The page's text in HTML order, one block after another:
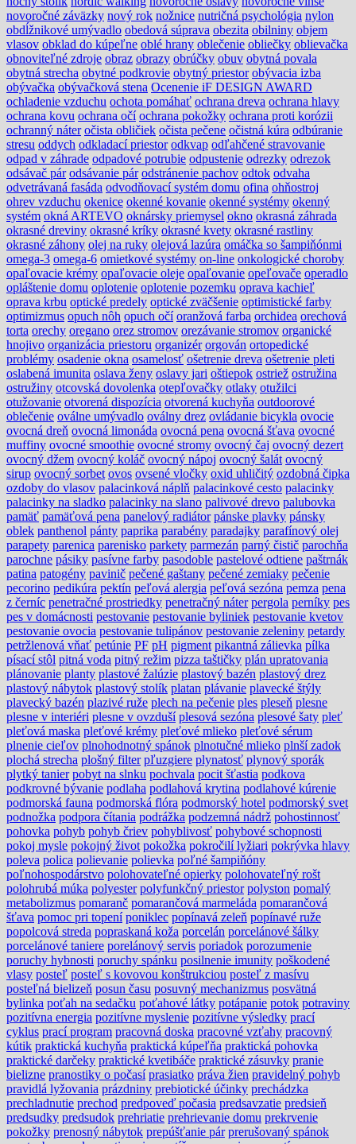
novoročné záväzky nový rok nožnice nutričná psychológia nylon
obdĺžnikové umývadlo obedová súprava obezita obilniny objem
vlasov obklad do kúpeľne oblé hrany oblečenie obliečky oblievačka
obnoviteľné zdroje obraz obrazy obrúčky obuv obytná povala
obytná strecha obytné podkrovie obytný priestor obývacia izba
obývačka obývačková stena Ocenenie iF DESIGN AWARD
ochladenie vzduchu ochota pomáhať ochrana dreva ochrana hlavy
ochrana kovu ochrana očí ochrana pokožky ochrana proti korózii
ochranný náter očista obličiek očista pečene očistná kúra odbúranie
stresu oddych odkladací priestor odkvap odľahčené stravovanie
odpad v záhrade odpadové potrubie odpustenie odrezky odrezok
odsávač pár odsávanie pár odstránenie pachov odtok odvaha
odvetrávaná fasáda odvodňovací systém domu ofina ohňostroj
ohrev vzduchu okenice okenné kovanie okenné systémy okenný
systém okná ARTEVO oknársky priemysel okno okrasná záhrada
okrasné dreviny okrasné kríky okrasné kvety okrasné rastliny
okrasné záhony olej na ruky olejová lazúra omáčka so šampiňónmi
omega-3 omega-6 omietkové systémy on-line onkologické choroby
opaľovacie krémy opaľovacie oleje opaľovanie opeľovače operadlo
opláštenie domu oplotenie oplotenie pozemku oprava kachieľ
oprava krbu optické predely optické zväčšenie optimistické farby
optimizmus opuch nôh opuch očí oranžová farba orchidea orechová
torta orechy oregano orez stromov orezávanie stromov organické
hnojivo organizácia priestoru organizér orgován ortopedické
problémy osadenie okna osamelosť ošetrenie dreva ošetrenie pleti
oslabená imunita oslava ženy oslavy jari oštiepok ostriež ostružina
ostružiny otcovská dovolenka otepľovačky otlaky otužilci
otužovanie otvorená dispozícia otvorená kuchyňa outdoorové
oblečenie oválne umývadlo oválny drez ovládanie bicykla ovocie
ovocná dreň ovocná limonáda ovocná pena ovocná šťava ovocné
muffiny ovocné smoothie ovocné stromy ovocný čaj ovocný dezert
ovocný džem ovocný koláč ovocný nápoj ovocný šalát ovocný
sirup ovocný sorbet ovos ovsené vločky oxid uhličitý ozdobná čipka
ozdoby do vlasov palacinková náplň palacinkové cesto palacinky
palacinky na sladko palacinky na slano palivové drevo palubovka
pamäť pamäťová pena panelový radiátor pánske plavky pánsky
oblek panthenol pánty paprika parabény paradajky parafínový olej
parapety parenica parenisko parkety parmezán parný čistič parochňa
parochne pásiky pasívne farby pasodoble pastelové odtiene paštrnák
patina patogény pavinič pečené gaštany pečené zemiaky pečenie
pecorino pedikúra pektín peľová alergia peľová sezóna pemza pena
z černíc penetračné prostriedky penetračný náter pergola perníky pes
pes v domácnosti pestovanie pestovanie byliniek pestovanie kvetov
pestovanie ovocia pestovanie tulipánov pestovanie zeleniny petardy
petržlenová vňať petúnie PF pH pigment pikantná zálievka pílka
písací stôl pitná voda pitný režim pizza taštičky plán upratovania
plánovanie planty plastové žalúzie plastový bazén plastový drez
plastový nábytok plastový stolík platan plávanie plavecké štýly
plavecký bazén plazivé ruže plech na pečenie ples pleseň plesne
plesne v interiéri plesne v ovzduší plesová sezóna plesové šaty pleť
pleťová maska pleťové krémy pleťové mlieko pleťové sérum
plnenie cieľov plnohodnotný spánok plnotučné mlieko plnší zadok
plochá strecha plošný filter pľuzgiere plynatosť plynový sporák
plytký tanier pobyt na slnku pochvala pocit šťastia podkova
podkrovné bývanie podlaha podlahová krytina podlahové kúrenie
podmorská fauna podmorská flóra podmorský hotel podmorský svet
podnožka podpora čítania podrážka podzemná nádrž pohostinnosť
pohovka pohyb pohyb čriev pohyblivosť pohybové schopnosti
pokoj mysle pokojný život pokožka pokročilí lyžiari pokrývka hlavy
poleva polica polievanie polievka poľné šampiňóny
poľnohospodárstvo polohovateľné opierky polohovateľný rošt
polohrubá múka polyester polyfunkčný priestor polyston pomalý
metabolizmus pomaranč pomarančová marmeláda pomarančová
šťava pomoc pri topení poniklec popínavá zeleň popínavé ruže
popolcová streda popraskaná koža porcelán porcelánové šálky
porcelánové taniere porelánový servis poriadok porozumenie
poruchy hybnosti poruchy spánku posilnenie imunity poškodené
vlasy posteľ posteľ s kovovou konštrukciou posteľ z masívu
posteľná bielizeň posun času posuvný mechanizmus posvätná
bylinka poťah na sedačku poťahové látky potápanie potok potraviny
pozitívna energia pozitívne myslenie pozitívne výsledky prací
cyklus prací program pracovná doska pracovné vzťahy pracovný
kútik praktická kuchyňa praktická kúpeľňa praktická pohovka
praktické darčeky praktické kvetibáče praktické zásuvky pranie
bielizne pranostiky o počasí prasiatko práva žien pravidelný pohyb
pravidlá lyžovania prázdniny prebiotické účinky prechádzka
prechladnutie prechod predpoveď počasia predsavzatie predsieň
predsudky predsudok prehriatie prehrievanie domu prekrvenie
pokožky prenosný nábytok prepúšťanie pár prerušovaný spánok